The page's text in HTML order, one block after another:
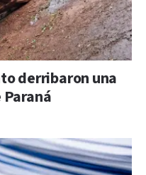
derribaron una